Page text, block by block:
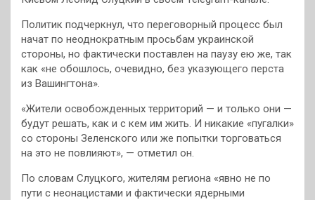
Политик подчеркнул, что переговорный процесс был
начат по неоднократным просьбам украинской
стороны, но фактически поставлен на паузу ею же, так
как «не обошлось, очевидно, без указующего перста
из Вашингтона».
«Жители освобожденных территорий — и только они —
будут решать, как и с кем им жить. И никакие «пугалки»
со стороны Зеленского или же попытки торговаться
на это не повлияют», — отметил он.
По словам Слуцкого, жителям региона «явно не по
пути с неонацистами и фактически ядерными